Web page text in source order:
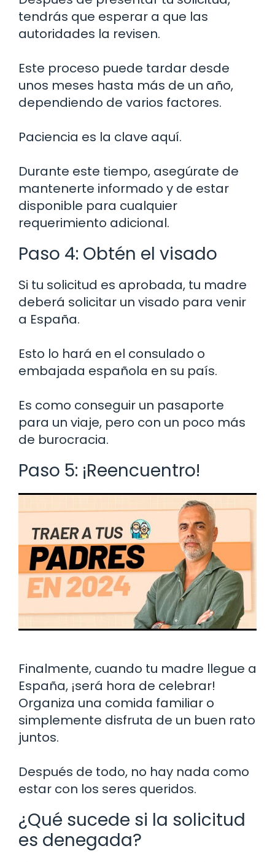
tendrás que esperar a que las
autoridades la revisen.
Este proceso puede tardar desde
unos meses hasta más de un año,
dependiendo de varios factores.
Paciencia es la clave aquí.
Durante este tiempo, asegúrate de
mantenerte informado y de estar
disponible para cualquier
requerimiento adicional.
Paso 4: Obtén el visado
Si tu solicitud es aprobada, tu madre
deberá solicitar un visado para venir
a España.
Esto lo hará en el consulado o
embajada española en su país.
Es como conseguir un pasaporte
para un viaje, pero con un poco más
de burocracia.
Paso 5: ¡Reencuentro!
Finalmente, cuando tu madre llegue a
España, ¡será hora de celebrar!
Organiza una comida familiar o
simplemente disfruta de un buen rato
juntos.
Después de todo, no hay nada como
estar con los seres queridos.
¿Qué sucede si la solicitud
es denegada?